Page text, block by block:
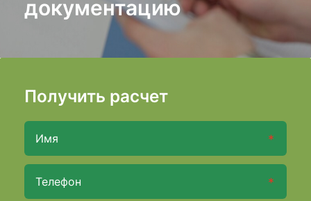
документацию
Получить расчет